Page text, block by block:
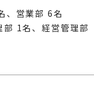
、営業部 6名
1名、経営管理部